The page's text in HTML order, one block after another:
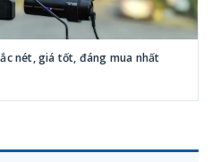
nét, giá tốt, đáng mua nhất